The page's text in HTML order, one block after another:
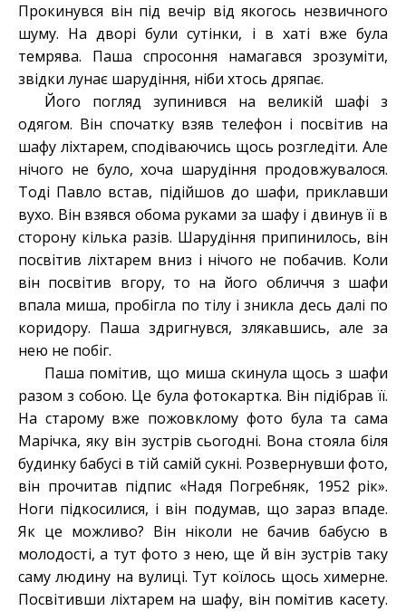
Прокинувся він під вечір від якогось незвичного
шуму. На дворі були сутінки, і в хаті вже була
темрява. Паша спросоння намагався зрозуміти,
звідки лунає шарудіння, ніби хтось дряпає.
Його погляд зупинився на великій шафі з
одягом. Він спочатку взяв телефон і посвітив на
шафу ліхтарем, сподіваючись щось розгледіти. Але
нічого не було, хоча шарудіння продовжувалося.
Тоді Павло встав, підійшов до шафи, приклавши
вухо. Він взявся обома руками за шафу і двинув її в
сторону кілька разів. Шарудіння припинилось, він
посвітив ліхтарем вниз і нічого не побачив. Коли
він посвітив вгору, то на його обличчя з шафи
впала миша, пробігла по тілу і зникла десь далі по
коридору. Паша здригнувся, злякавшись, але за
нею не побіг.
Паша помітив, що миша скинула щось з шафи
разом з собою. Це була фотокартка. Він підібрав її.
На старому вже пожовклому фото була та сама
Марічка, яку він зустрів сьогодні. Вона стояла біля
будинку бабусі в тій самій сукні. Розвернувши фото,
він прочитав підпис «Надя Погребняк, 1952 рік».
Ноги підкосилися, і він подумав, що зараз впаде.
Як це можливо? Він ніколи не бачив бабусю в
молодості, а тут фото з нею, ще й він зустрів таку
саму людину на вулиці. Тут коїлось щось химерне.
Посвітивши ліхтарем на шафу, він помітив касету.